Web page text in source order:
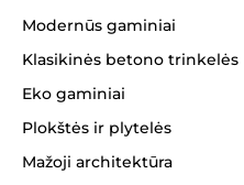
Modernūs gaminiai
Klasikinės betono trinkelės
Eko gaminiai
Plokštės ir plytelės
Mažoji architektūra